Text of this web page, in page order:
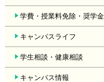
学費・授業料免除・奨学金
キャンパスライフ
学生相談・健康相談
キャンパス情報